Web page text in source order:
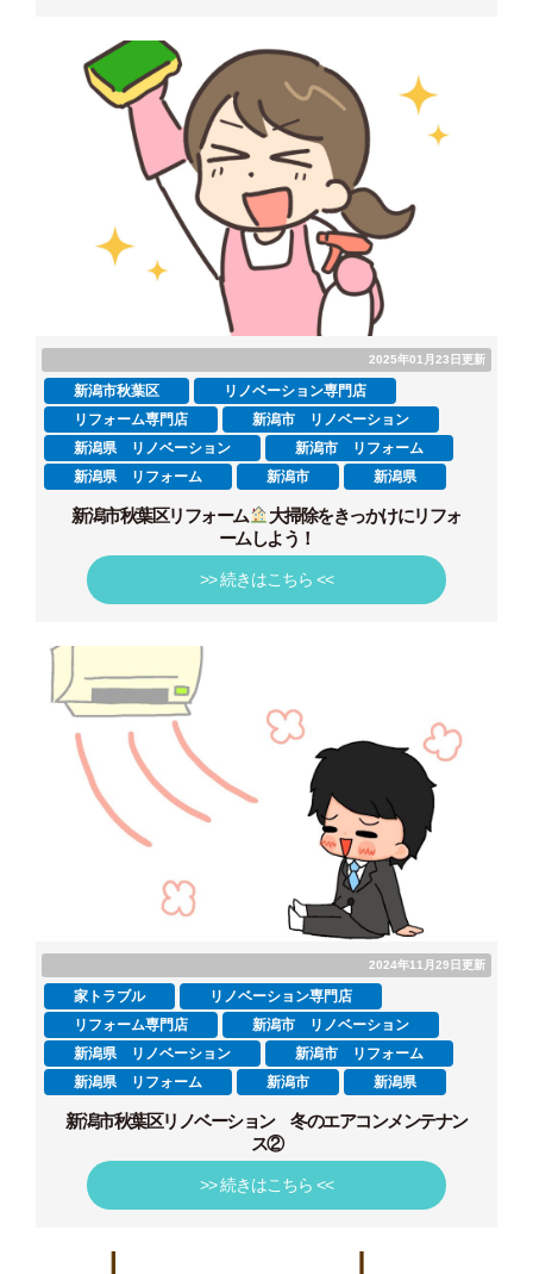
2025年01月23日更新
新潟市秋葉区
リノベーション専門店
リフォーム専門店
新潟市 リノベーション
新潟県 リノベーション
新潟市 リフォーム
新潟県 リフォーム
新潟市 新潟県
新潟市秋葉区リフォーム
大掃除をきっかけにリフォ
ームしよう！
>> 続きはこちら <<
2024年11月29日更新
家トラブル
リノベーション専門店
リフォーム専門店
新潟市 リノベーション
新潟県 リノベーション
新潟市 リフォーム
新潟県 リフォーム
新潟市 新潟県
新潟市秋葉区リノベーション 冬のエアコンメンテナン
ス②
>> 続きはこちら <<